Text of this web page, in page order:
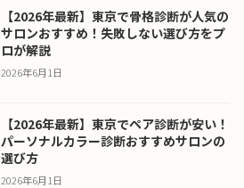
【2026年最新】東京で骨格診断が人気の
サロンおすすめ！失敗しない選び方をプ
ロが解説
2026年6月1日
【2026年最新】東京でペア診断が安い！
パーソナルカラー診断おすすめサロンの
選び方
2026年6月1日